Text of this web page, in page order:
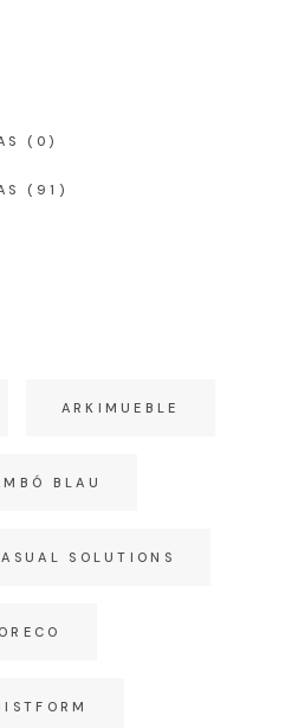
(0)
(91)
ARKIMUEBLE
BLAU
SOLUTIONS